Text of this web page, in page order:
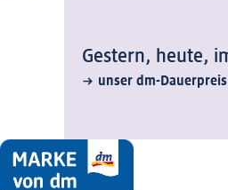
Gestern, heute,
unser dm-Dauerpreis